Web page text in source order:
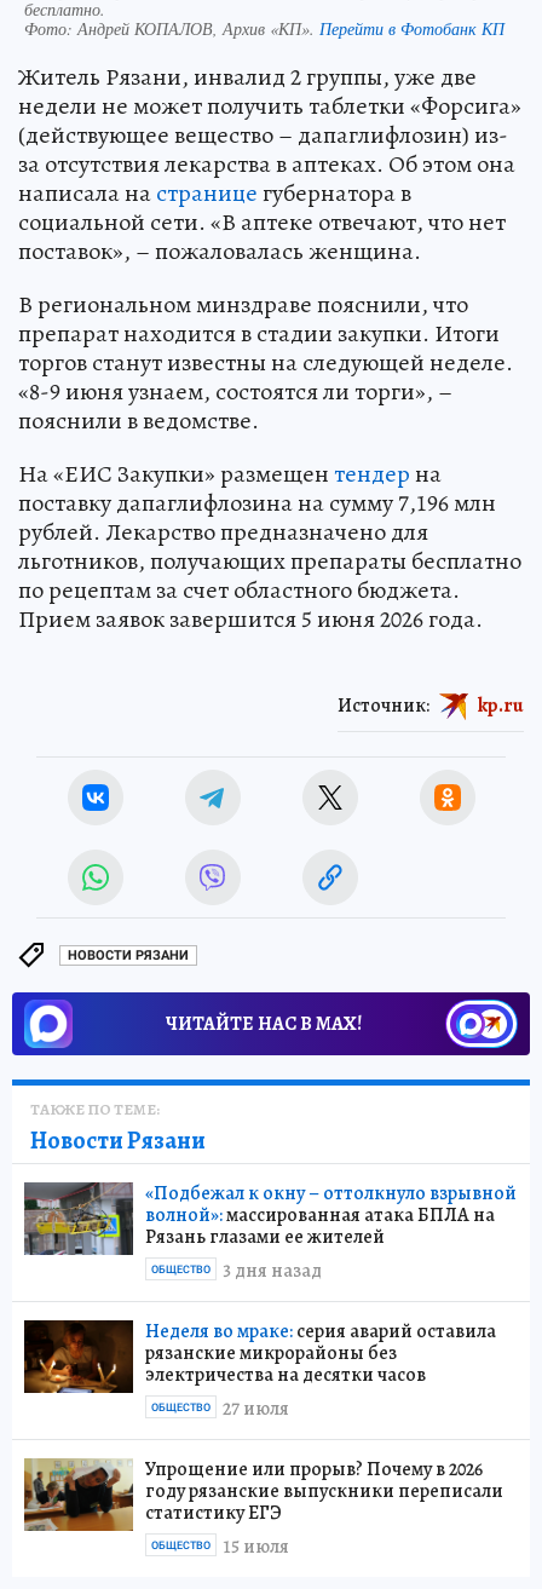
бесплатно.
Фото:Андрей КОПАЛОВ, Архив «КП». Перейти в Фотобанк КП
Житель Рязани, инвалид 2 группы, уже две
недели не может получить таблетки «Форсига»
(действующее вещество – дапаглифлозин) из-
за отсутствия лекарства в аптеках. Об этом она
написала настраницегубернатора в
социальной сети. «В аптеке отвечают, что нет
поставок», – пожаловалась женщина.
В региональном минздраве пояснили, что
препарат находится в стадии закупки. Итоги
торгов станут известны на следующей неделе.
«8-9 июня узнаем, состоятся ли торги», –
пояснили в ведомстве.
На «ЕИС Закупки» размещентендерна
поставку дапаглифлозина на сумму 7,196 млн
рублей. Лекарство предназначено для
льготников, получающих препараты бесплатно
по рецептам за счет областного бюджета.
Прием заявок завершится 5 июня 2026 года.
Источник: kp.ru
НОВОСТИ РЯЗАНИ
ЧИТАЙТЕ НАС В МАХ!
ТАКЖЕ ПО ТЕМЕ:
Новости Рязани
«Подбежал к окну – оттолкнуло взрывной
волной»:массированная атака БПЛА на
Рязань глазами ее жителей
3 дня назад
ОБЩЕСТВО
Неделя во мраке:серия аварий оставила
рязанские микрорайоны без
электричества на десятки часов
27 июля
ОБЩЕСТВО
Упрощение или прорыв? Почему в 2026
году рязанские выпускники переписали
статистику ЕГЭ
15 июля
ОБЩЕСТВО